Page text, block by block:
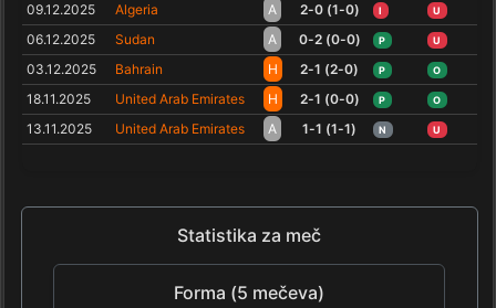
09.12.2025 Algeria A 2-0 (1-0) I U
06.12.2025 Sudan A 0-2 (0-0) P U
03.12.2025 Bahrain H 2-1 (2-0) P O
18.11.2025 United Arab Emirates H 2-1 (0-0) P O
13.11.2025 United Arab Emirates A 1-1 (1-1) N U
Statistika za meč
Forma (5 mečeva)